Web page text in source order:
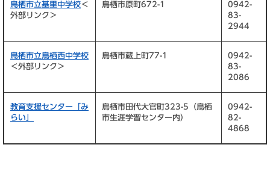
鳥栖市立基里中学校＜
外部リンク＞
鳥栖市原町672-1
0942-
83-
2944
鳥栖市立鳥栖西中学校
＜外部リンク＞
鳥栖市蔵上町77-1
0942-
83-
2086
教育支援センター「み
らい」
鳥栖市田代大官町323-5（鳥栖
市生涯学習センター内）
0942-
82-
4868